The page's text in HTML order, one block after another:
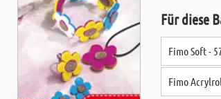
Für diese
Fimo Soft -
Fimo